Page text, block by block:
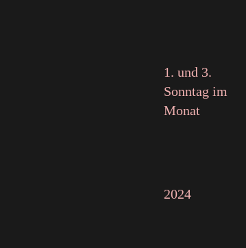
1. und 3.
Sonntag im
Monat
2024